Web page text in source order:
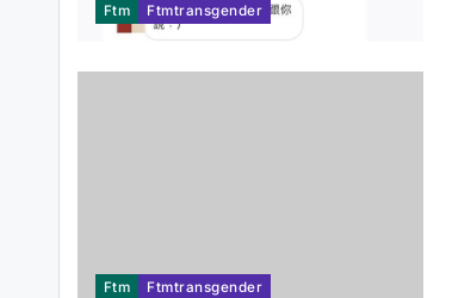
Ftm Ftmtransgender
Ftm Ftmtransgender